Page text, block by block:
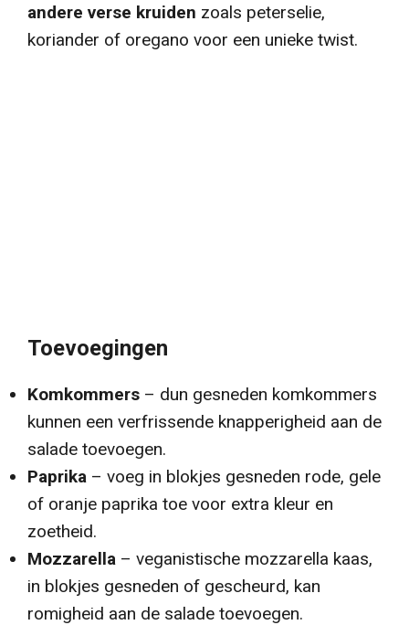
andere verse kruiden zoals peterselie,
koriander of oregano voor een unieke twist.
Toevoegingen
Komkommers – dun gesneden komkommers
kunnen een verfrissende knapperigheid aan de
salade toevoegen.
Paprika – voeg in blokjes gesneden rode, gele
of oranje paprika toe voor extra kleur en
zoetheid.
Mozzarella – veganistische mozzarella kaas,
in blokjes gesneden of gescheurd, kan
romigheid aan de salade toevoegen.